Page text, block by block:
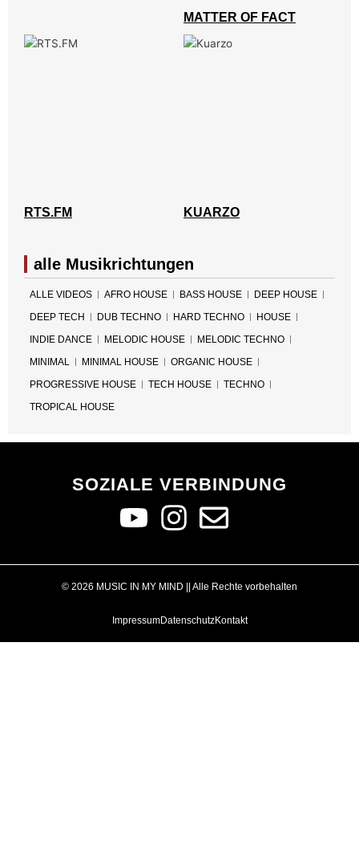
MATTER OF FACT
RTS.FM KUARZO
alle Musikrichtungen
ALLE VIDEOS AFRO HOUSE BASS HOUSE
DEEP HOUSE
DEEP TECH
DUB TECHNO HARD TECHNO
HOUSE
INDIE DANCE
MELODIC HOUSE
MELODIC TECHNO
MINIMAL
MINIMAL HOUSE
ORGANIC HOUSE
PROGRESSIVE HOUSE
TECH HOUSE
TECHNO
TROPICAL HOUSE
SOZIALE VERBINDUNG
© 2026 MUSIC IN MY MIND || Alle Rechte vorbehalten
ImpressumDatenschutzKontakt